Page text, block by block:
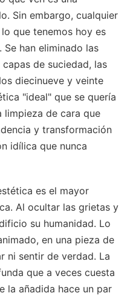
Sin embargo, cualquier
que tenemos hoy es
han eliminado las
de suciedad, las
diecinueve y veinte
"ideal" que se quería
limpieza de cara que
y transformación
idílica que nunca
es el mayor
Al ocultar las grietas y
su humanidad. Lo
en una pieza de
ni sentir de verdad. La
que a veces cuesta
la añadida hace un par